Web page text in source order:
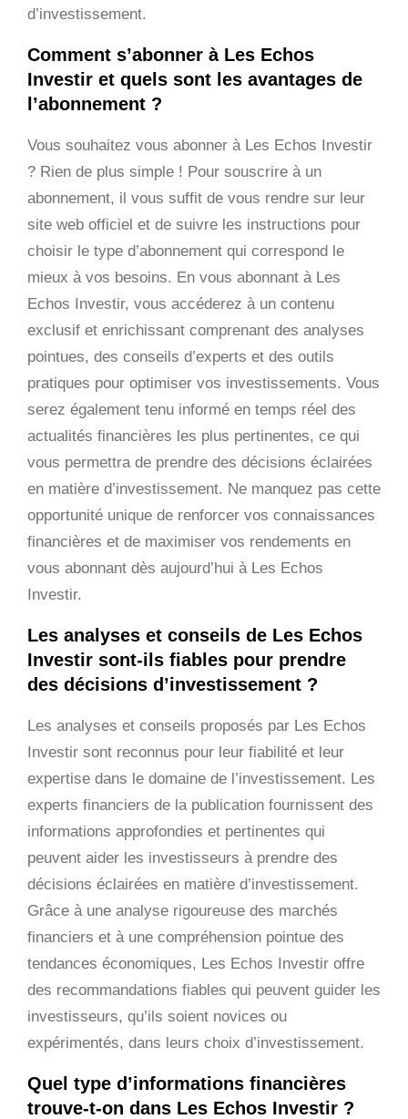
d’investissement.
Comment s’abonner à Les Echos
Investir et quels sont les avantages de
l’abonnement ?
Vous souhaitez vous abonner à Les Echos Investir
? Rien de plus simple ! Pour souscrire à un
abonnement, il vous suffit de vous rendre sur leur
site web officiel et de suivre les instructions pour
choisir le type d’abonnement qui correspond le
mieux à vos besoins. En vous abonnant à Les
Echos Investir, vous accéderez à un contenu
exclusif et enrichissant comprenant des analyses
pointues, des conseils d’experts et des outils
pratiques pour optimiser vos investissements. Vous
serez également tenu informé en temps réel des
actualités financières les plus pertinentes, ce qui
vous permettra de prendre des décisions éclairées
en matière d’investissement. Ne manquez pas cette
opportunité unique de renforcer vos connaissances
financières et de maximiser vos rendements en
vous abonnant dès aujourd’hui à Les Echos
Investir.
Les analyses et conseils de Les Echos
Investir sont-ils fiables pour prendre
des décisions d’investissement ?
Les analyses et conseils proposés par Les Echos
Investir sont reconnus pour leur fiabilité et leur
expertise dans le domaine de l’investissement. Les
experts financiers de la publication fournissent des
informations approfondies et pertinentes qui
peuvent aider les investisseurs à prendre des
décisions éclairées en matière d’investissement.
Grâce à une analyse rigoureuse des marchés
financiers et à une compréhension pointue des
tendances économiques, Les Echos Investir offre
des recommandations fiables qui peuvent guider les
investisseurs, qu’ils soient novices ou
expérimentés, dans leurs choix d’investissement.
Quel type d’informations financières
trouve-t-on dans Les Echos Investir ?